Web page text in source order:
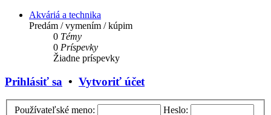
Akváriá a technika
Predám / vymením / kúpim
0 Témy
0 Príspevky
Žiadne príspevky
Prihlásiť sa • Vytvoriť účet
Používateľské meno:
Heslo: